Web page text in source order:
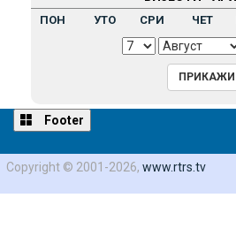
ПОН УТО СРИ ЧЕТ
Footer
Copyright © 2001-2026, www.rtrs.tv